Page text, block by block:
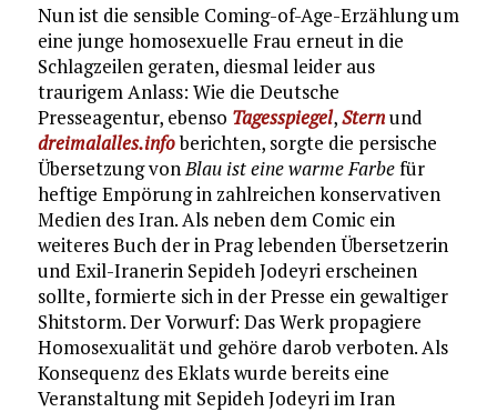
Nun ist die sensible Coming-of-Age-Erzählung um
eine junge homosexuelle Frau erneut in die
Schlagzeilen geraten, diesmal leider aus
traurigem Anlass: Wie die Deutsche
Presseagentur, ebenso Tagesspiegel,Sternund
dreimalalles.infoberichten, sorgte die persische
Übersetzung vonBlau ist eine warme Farbefür
heftige Empörung in zahlreichen konservativen
Medien des Iran. Als neben dem Comic ein
weiteres Buch der in Prag lebenden Übersetzerin
und Exil-Iranerin Sepideh Jodeyri erscheinen
sollte, formierte sich in der Presse ein gewaltiger
Shitstorm. Der Vorwurf: Das Werk propagiere
Homosexualität und gehöre darob verboten. Als
Konsequenz des Eklats wurde bereits eine
Veranstaltung mit Sepideh Jodeyri im Iran